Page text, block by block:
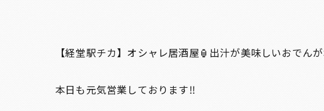
【経堂駅チカ】オシャレ居酒屋🏮出汁が美味しいおでん
本日も元気営業しております‼️